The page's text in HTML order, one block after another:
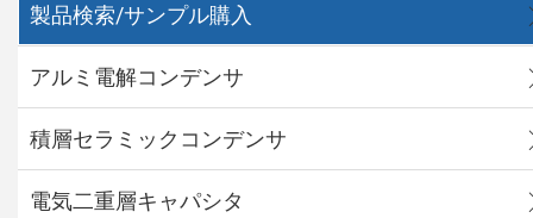
製品検索/サンプル購入
アルミ電解コンデンサ
積層セラミックコンデンサ
電気二重層キャパシタ